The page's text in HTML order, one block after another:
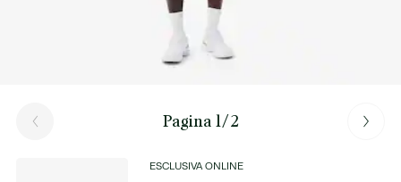
Pagina 1/2
ESCLUSIVA ONLINE